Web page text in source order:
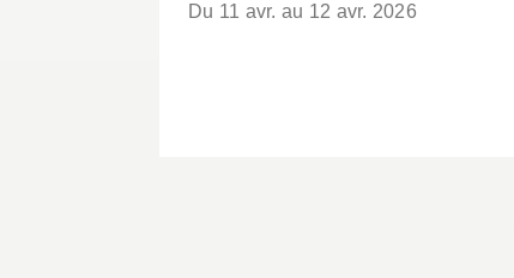
Du 11 avr. au 12 avr. 2026